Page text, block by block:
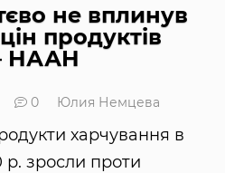
не вплинув
продуктів
НААН
0 Юлия Немцева
харчування в
р. зросли проти